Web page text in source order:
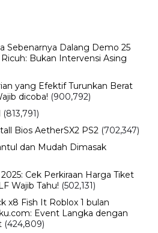
Jatim 2026 Resmi Dibuka,
Tetapkan
Dampingi
Kritis, Ini